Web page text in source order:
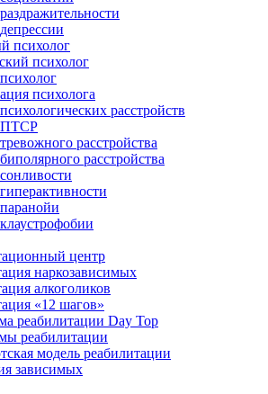
психолог
психолог
психолога
расстройств
ПТСР
расстройства
расстройства
центр
наркозависимых
алкоголиков
«12 шагов»
реабилитации Day Top
реабилитации
модель реабилитации
зависимых